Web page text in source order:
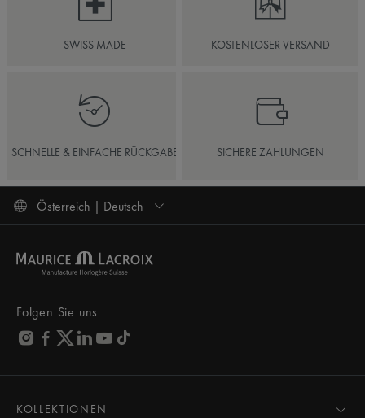
SWISS MADE KOSTENLOSER VERSAND
SCHNELLE & EINFACHE RÜCKGABE SICHERE ZAHLUNGEN
Österreich | Deutsch
Folgen Sie uns
KOLLEKTIONEN